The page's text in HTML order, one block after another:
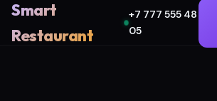
Smart
Restaurant
+7 777 555 48
05